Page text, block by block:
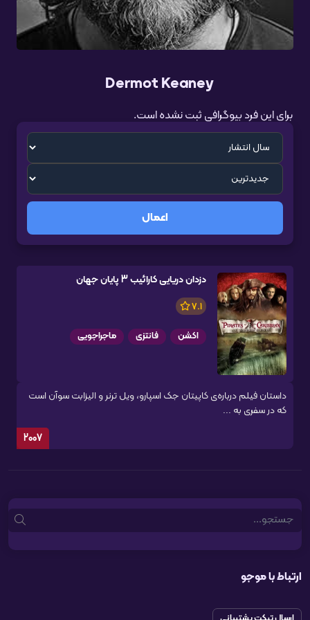
Dermot Keaney
برای این فرد بیوگرافی ثبت نشده است.
اعمال
دزدان دریایی کارائیب 3 پایان جهان
7.1
اکشن فانتزی ماجراجویی
داستان فیلم درباره‌ی کاپیتان جک اسپارو، ویل ترنر و الیزابت سوآن است
که در سفری به ...
2007
Search
ارتباط با موجو